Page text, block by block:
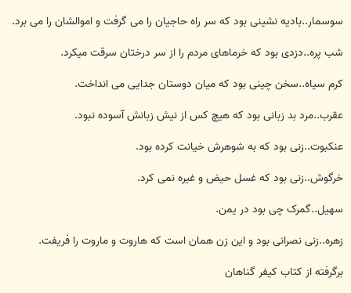
سوسمار..بادیه نشینی بود که سر راه حاجیان را می گرفت و اموالشان را می برد.
شب پره..دزدی بود که خرماهای مردم را از سر درختان سرقت میکرد.
کرم سیاه..سخن چینی بود که میان دوستان جدایی می انداخت.
عقرب..مرد بد زبانی بود که هیچ کس از نیش زبانش آسوده نبود.
عنکبوت..زنی بود که به شوهرش خیانت کرده بود.
خرگوش..زنی بود که غسل حیض و غیره نمی کرد.
سهیل..گمرک چی بود در یمن.
زهره..زنی نصرانی بود و این زن همان است که هاروت و ماروت را فریفت.
برگرفته از کتاب کیفر گناهان